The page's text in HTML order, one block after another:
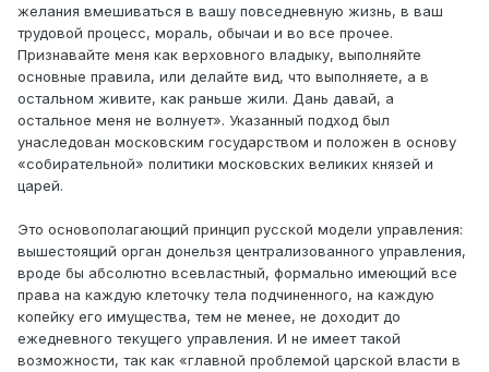
желания вмешиваться в вашу повседневную жизнь, в ваш
трудовой процесс, мораль, обычаи и во все прочее.
Признавайте меня как верховного владыку, выполняйте
основные правила, или делайте вид, что выполняете, а в
остальном живите, как раньше жили. Дань давай, а
остальное меня не волнует». Указанный подход был
унаследован московским государством и положен в основу
«собирательной» политики московских великих князей и
царей.
Это основополагающий принцип русской модели управления:
вышестоящий орган донельзя централизованного управления,
вроде бы абсолютно всевластный, формально имеющий все
права на каждую клеточку тела подчиненного, на каждую
копейку его имущества, тем не менее, не доходит до
ежедневного текущего управления. И не имеет такой
возможности, так как «главной проблемой царской власти в